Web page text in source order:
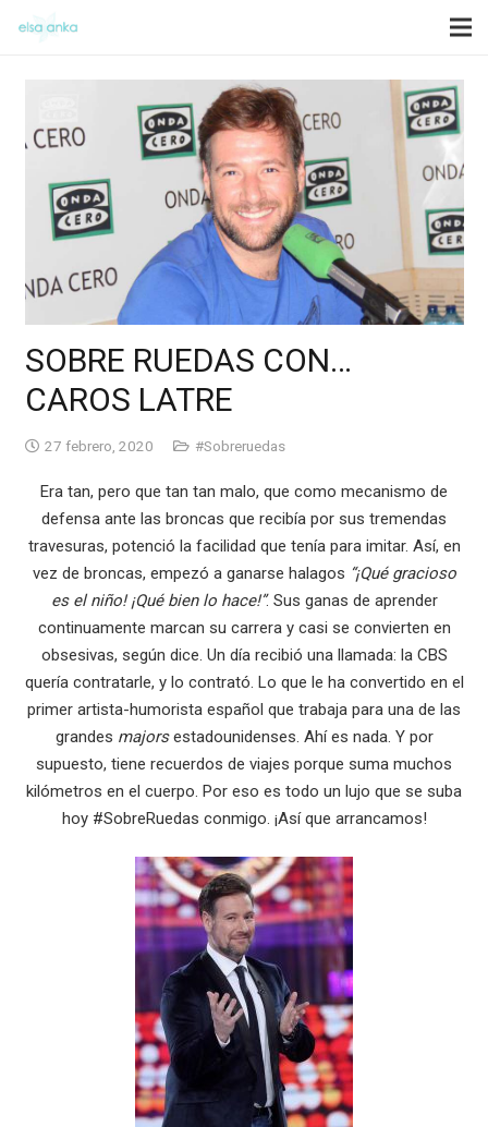
SOBRE RUEDAS CON…
CAROS LATRE
27 febrero, 2020 #Sobreruedas
Era tan, pero que tan tan malo, que como mecanismo de
defensa ante las broncas que recibía por sus tremendas
travesuras, potenció la facilidad que tenía para imitar. Así, en
vez de broncas, empezó a ganarse halagos “¡Qué gracioso
es el niño! ¡Qué bien lo hace!”. Sus ganas de aprender
continuamente marcan su carrera y casi se convierten en
obsesivas, según dice. Un día recibió una llamada: la CBS
quería contratarle, y lo contrató. Lo que le ha convertido en el
primer artista-humorista español que trabaja para una de las
grandes majorsestadounidenses. Ahí es nada. Y por
supuesto, tiene recuerdos de viajes porque suma muchos
kilómetros en el cuerpo. Por eso es todo un lujo que se suba
hoy #SobreRuedas conmigo. ¡Así que arrancamos!